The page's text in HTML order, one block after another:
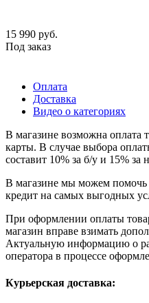
15 990 руб.
Под заказ
Оплата
Доставка
Видео о категориях
В магазине возможна
карты. В случае выбора
составит 10% за б/у и 15% за
В магазине мы можем помочь
кредит на самых выгодных
При оформлении оплаты
магазин вправе взимать
Актуальную информацию о
оператора в процессе
Курьерская доставка: